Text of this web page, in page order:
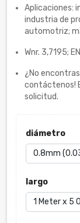
Aplicaciones:
industria de
automotriz;
Wnr. 3,7195;
¿No
contáctenos!
solicitud.
diámetro
largo